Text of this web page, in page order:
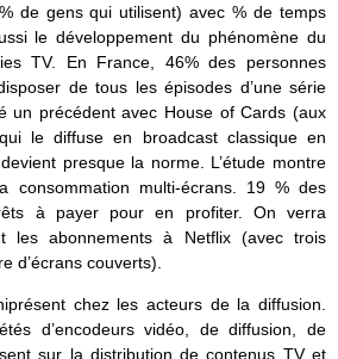
de gens qui utilisent) avec % de temps
le développement du phénomène du
TV. En France, 46% des personnes
de tous les épisodes d’une série
un précédent avec House of Cards (aux
le diffuse en broadcast classique en
presque la norme. L’étude montre
consommation multi-écrans. 19 % des
à payer pour en profiter. On verra
les abonnements à Netflix (avec trois
d’écrans couverts).
chez les acteurs de la diffusion.
d’encodeurs vidéo, de diffusion, de
sur la distribution de contenus TV et